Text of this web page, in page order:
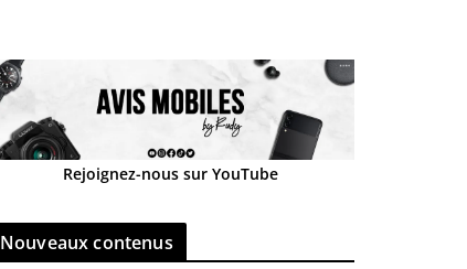
Rejoignez-nous sur YouTube
Nouveaux contenus